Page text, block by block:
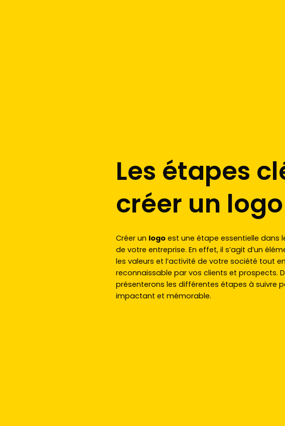
Les étapes
créer un
Créer un logo est une étape essentielle dans
de votre entreprise. En effet, il s’agit d’un
les valeurs et l’activité de votre société tout
reconnaissable par vos clients et prospects.
présenterons les différentes étapes à suivre
impactant et mémorable.